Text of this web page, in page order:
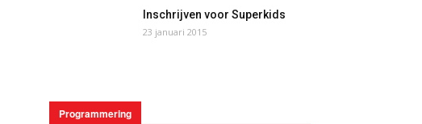
Inschrijven voor Superkids
23 januari 2015
Programmering